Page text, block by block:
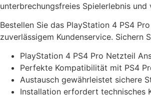
unterbrechungsfreies Spielerlebnis
Bestellen Sie das PlayStation 4 PS4
zuverlässigem Kundenservice.
PlayStation 4 PS4 Pro Netzteil
Perfekte Kompatibilität mit PS4
Austausch gewährleistet sichere
Installation erfordert technisches